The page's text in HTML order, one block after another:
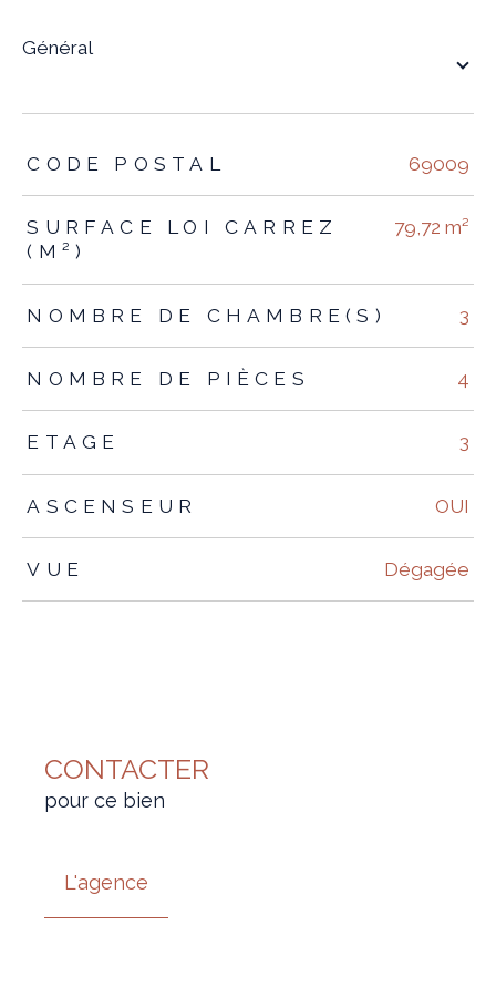
général
TRAD_ZEPHYR_Caracteristique TRAD_ZEPHYR_Valeurs
CODE POSTAL 69009
SURFACE LOI CARREZ
(M²)
79,72 m²
NOMBRE DE CHAMBRE(S) 3
NOMBRE DE PIÈCES 4
ETAGE 3
ASCENSEUR OUI
VUE Dégagée
CONTACTER
pour ce bien
L'agence